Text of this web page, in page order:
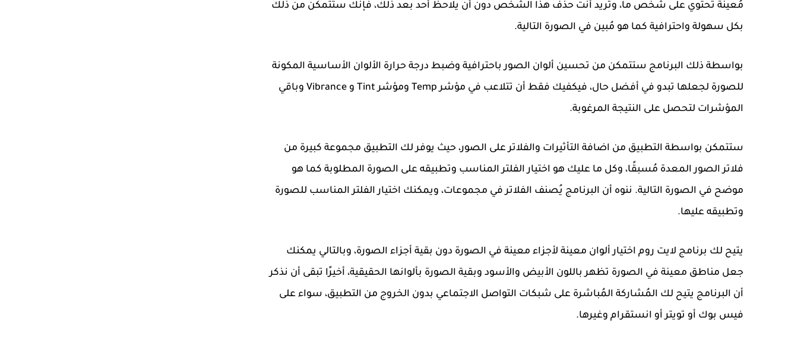
مُعينة تحتوي على شخص ما، وتريد أنت حذف هذا الشخص دون أن يلاحظ أحد بعد ذلك، فإنك ستتمكن من ذلك
بكل سهولة واحترافية كما هو مُبين في الصورة التالية.
بواسطة ذلك البرنامج ستتمكن من تحسين ألوان الصور باحترافية وضبط درجة حرارة الألوان الأساسية المكونة
للصورة لجعلها تبدو في أفضل حال، فيكفيك فقط أن تتلاعب في مؤشر Temp ومؤشر Tint و Vibrance وباقي
المؤشرات لتحصل على النتيجة المرغوبة.
ستتمكن بواسطة التطبيق من اضافة التأثيرات والفلاتر على الصور، حيث يوفر لك التطبيق مجموعة كبيرة من
فلاتر الصور المعدة مُسبقًا، وكل ما عليك هو اختيار الفلتر المناسب وتطبيقه على الصورة المطلوبة كما هو
موضح في الصورة التالية. ننوه أن البرنامج يُصنف الفلاتر في مجموعات، ويمكنك اختيار الفلتر المناسب للصورة
وتطبيقه عليها.
يتيح لك برنامج لايت روم اختيار ألوان معينة لأجزاء معينة في الصورة دون بقية أجزاء الصورة، وبالتالي يمكنك
جعل مناطق معينة في الصورة تظهر باللون الأبيض والأسود وبقية الصورة بألوانها الحقيقية، أخيرًا تبقى أن نذكر
أن البرنامج يتيح لك المُشاركة المُباشرة على شبكات التواصل الاجتماعي بدون الخروج من التطبيق، سواء على
فيس بوك أو تويتر أو انستقرام وغيرها.